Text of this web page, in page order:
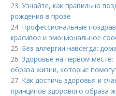
23.Узнайте, как правильно
рождения в прозе
24. Профессиональные
красивое и эмоциональное
25. Без аллергии навсегда:
26.Здоровье на первом месте:
образа жизни, которые
27. Как достичь здоровья и
принципов здорового образа